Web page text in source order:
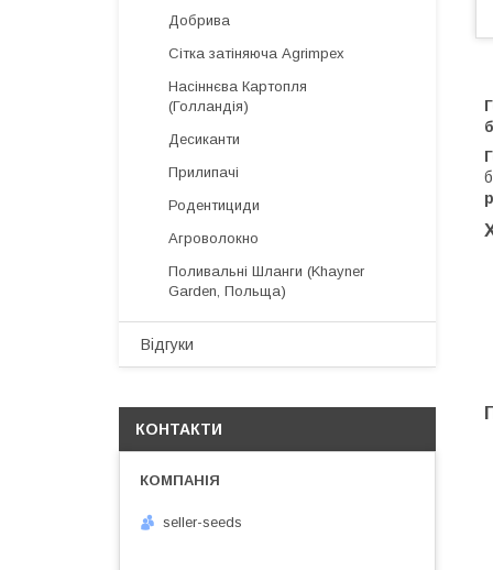
Добрива
Сітка затіняюча Agrimpex
Насіннєва Картопля
(Голландія)
Десиканти
Прилипачі
Родентициди
Агроволокно
Поливальні Шланги (Khayner
Garden, Польща)
Відгуки
КОНТАКТИ
seller-seeds